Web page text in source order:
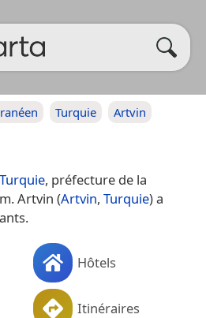
Turquie Artvin
Turquie, préfecture de la
Artvin (Artvin, Turquie) a
Hôtels
Itinéraires